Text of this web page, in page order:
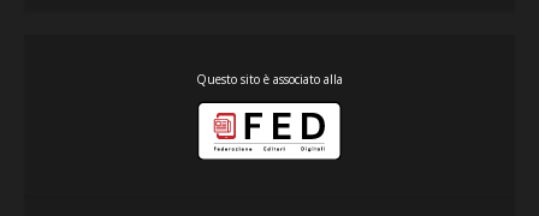
Questo sito è associato alla